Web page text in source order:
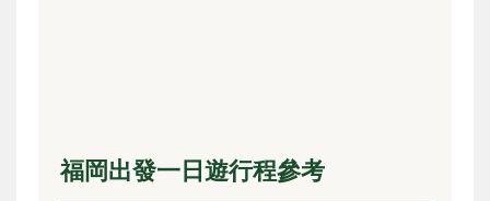
福岡出發一日遊行程參考